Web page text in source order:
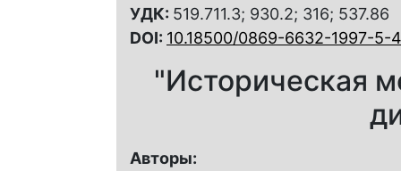
УДК: 519.711.3; 930.2; 316; 537.86
DOI: 10.18500/0869-6632-1997-5-
"Историческая
Авторы: